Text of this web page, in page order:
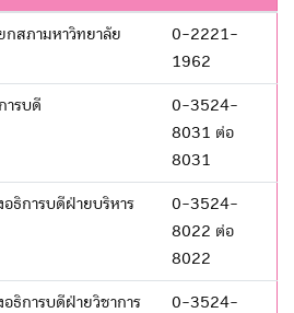
กสภามหาวิทยาลัย
0-2221-
1962
ารบดี
0-3524-
8031 ต่อ
8031
อธิการบดีฝ่ายบริหาร
0-3524-
8022 ต่อ
8022
อธิการบดีฝ่ายวิชาการ
0-3524-